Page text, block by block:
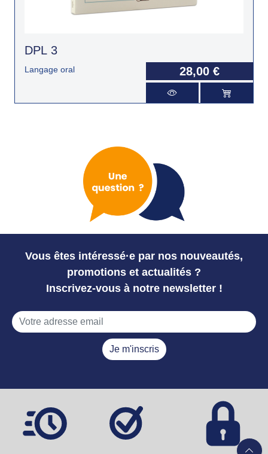
DPL 3
Langage oral 28,00 €
Vous êtes intéressé·e par nos nouveautés,
promotions et actualités ?
Inscrivez-vous à notre newsletter !
Je m'inscris